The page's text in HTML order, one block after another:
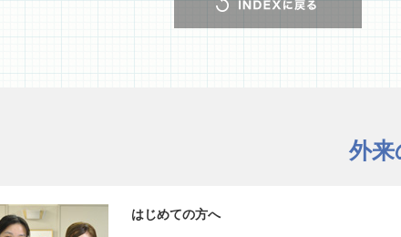
外来
はじめての方へ